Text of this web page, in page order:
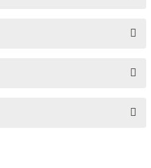
formunu kullanarak tarafımıza